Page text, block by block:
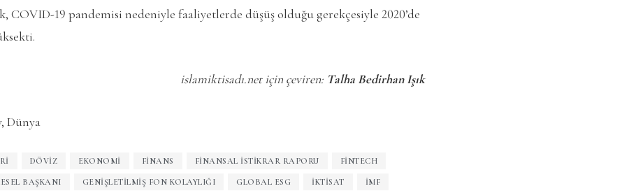
COVID-19 pandemisi nedeniyle faaliyetlerde düşüş olduğu gerekçesiyle 2020’de
islamiktisadı.net için çeviren: Talha Bedirhan Işık
Dünya
DÖVIZ EKONOMI FINANS FINANSAL İSTIKRAR RAPORU FINTECH
BAŞKANI GENIŞLETILMIŞ FON KOLAYLIĞI GLOBAL ESG İKTISAT İMF